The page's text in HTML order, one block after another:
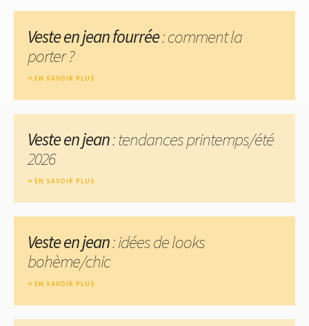
Veste en jean fourrée: comment la
porter ?
EN SAVOIR PLUS
Veste en jean: tendances printemps/été
2026
EN SAVOIR PLUS
Veste en jean: idées de looks
bohème/chic
EN SAVOIR PLUS